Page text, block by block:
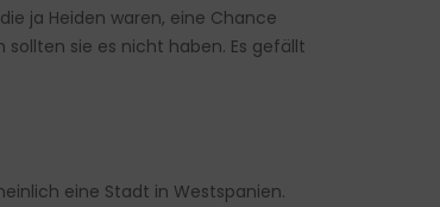
ja Heiden waren, eine Chance
sie es nicht haben. Es gefällt
eine Stadt in Westspanien.